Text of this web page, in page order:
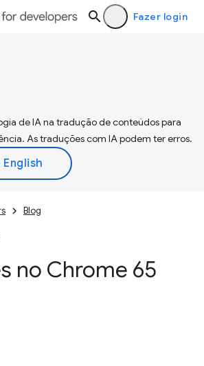
Fazer login
de IA na tradução de conteúdos para
As traduções com IA podem ter erros.
Blog
no Chrome 65